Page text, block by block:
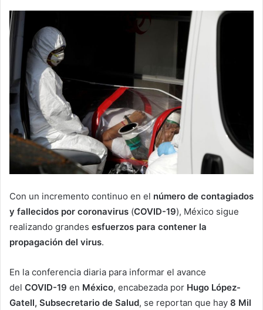
Con un incremento continuo en el número de contagiados
y fallecidos por coronavirus (COVID-19), México sigue
realizando grandes esfuerzos para contener la
propagación del virus.
En la conferencia diaria para informar el avance
del COVID-19 en México, encabezada por Hugo López-
Gatell, Subsecretario de Salud, se reportan que hay 8 Mil